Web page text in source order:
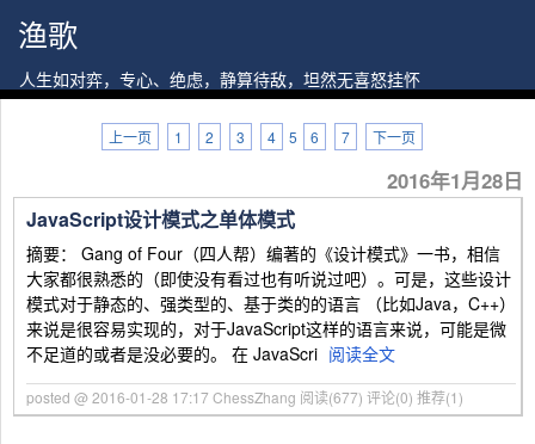
渔歌
人生如对弈，专心、绝虑，静算待敌，坦然无喜怒挂怀
上一页 1 2 3 4 5 6 7 下一页
2016年1月28日
JavaScript设计模式之单体模式
摘要： Gang of Four（四人帮）编著的《设计模式》一书，相信
大家都很熟悉的（即使没有看过也有听说过吧）。可是，这些设计
模式对于静态的、强类型的、基于类的的语言 （比如Java，C++）
来说是很容易实现的，对于JavaScript这样的语言来说，可能是微
不足道的或者是没必要的。 在 JavaScri 阅读全文
posted @ 2016-01-28 17:17 ChessZhang 阅读(677) 评论(0) 推荐(1)